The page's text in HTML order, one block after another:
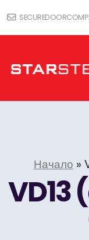
Начало »
VD13